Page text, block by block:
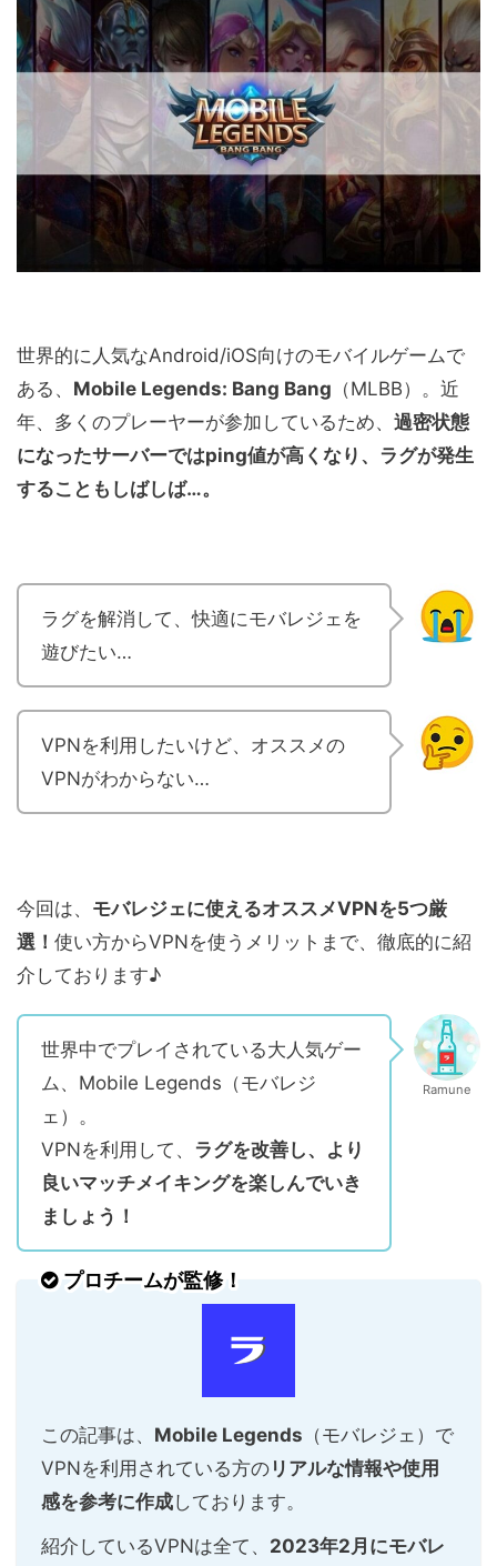
世界的に人気なAndroid/iOS向けのモバイルゲームで
ある、 Mobile Legends: Bang Bang （MLBB）。近
年、多くのプレーヤーが参加しているため、 過密状態
になったサーバーではping値が高くなり、ラグが発生
することもしばしば…。
ラグを解消して、快適にモバレジェを
遊びたい…
VPNを利用したいけど、オススメの
VPNがわからない…
今回は、 モバレジェに使えるオススメVPNを5つ厳
選！ 使い方からVPNを使うメリットまで、徹底的に紹
介しております♪
世界中でプレイされている大人気ゲー
ム、Mobile Legends（モバレジ
ェ）。
VPNを利用して、 ラグを改善し、より
良いマッチメイキングを楽しんでいき
ましょう！
Ramune
プロチームが監修！
この記事は、 Mobile Legends （モバレジェ）で
VPNを利用されている方の リアルな情報や使用
感を参考に作成しております。
紹介しているVPNは全て、 2023年2月にモバレ